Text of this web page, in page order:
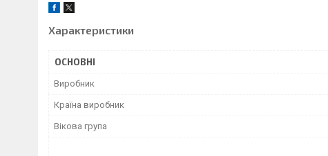
Характеристики
ОСНОВНІ
Виробник
Країна виробник
Вікова група